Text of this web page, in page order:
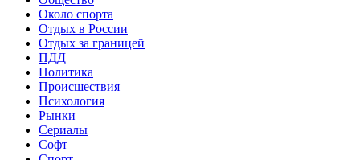
Около спорта
Отдых в России
Отдых за границей
ПДД
Политика
Происшествия
Психология
Рынки
Сериалы
Софт